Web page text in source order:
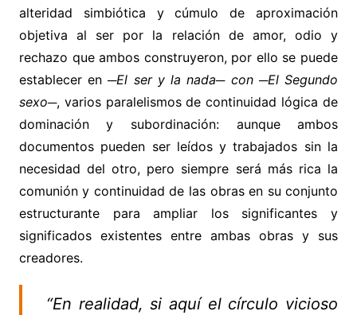
alteridad simbiótica y cúmulo de aproximación
objetiva al ser por la relación de amor, odio y
rechazo que ambos construyeron, por ello se puede
establecer en─El ser y la nada─ con ─El Segundo
sexo─, varios paralelismos de continuidad lógica de
dominación y subordinación: aunque ambos
documentos pueden ser leídos y trabajados sin la
necesidad del otro, pero siempre será más rica la
comunión y continuidad de las obras en su conjunto
estructurante para ampliar los significantes y
significados existentes entre ambas obras y sus
creadores.
“En realidad, si aquí el círculo vicioso